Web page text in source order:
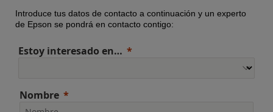
Introduce tus datos de contacto a continuación y un experto
de Epson se pondrá en contacto contigo:
Estoy interesado en…
Nombre